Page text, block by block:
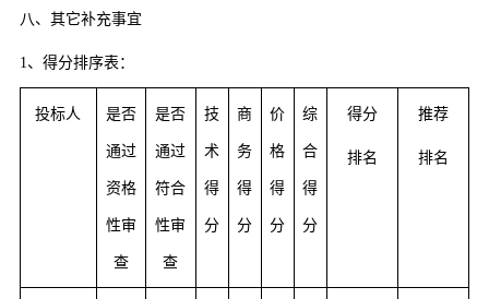
八、其它补充事宜
1、得分排序表：
投标人 是否
通过
资格
性审
查
是否
通过
符合
性审
查
技
术
得
分
商
务
得
分
价
格
得
分
综
合
得
分
得分
排名
推荐
排名